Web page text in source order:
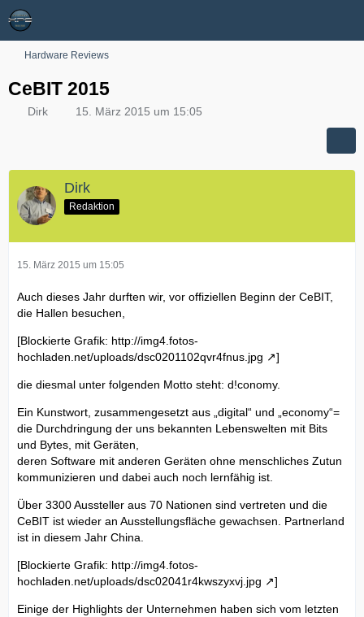
Hardware Reviews
CeBIT 2015
Dirk 15. März 2015 um 15:05
Dirk
Redaktion
15. März 2015 um 15:05
Auch dieses Jahr durften wir, vor offiziellen Beginn der CeBIT,
die Hallen besuchen,
[Blockierte Grafik: http://img4.fotos-
hochladen.net/uploads/dsc0201102qvr4fnus.jpg
]
die diesmal unter folgenden Motto steht: d!conomy.
Ein Kunstwort, zusammengesetzt aus „digital“ und „economy“=
die Durchdringung der uns bekannten Lebenswelten mit Bits
und Bytes, mit Geräten,
deren Software mit anderen Geräten ohne menschliches Zutun
kommunizieren und dabei auch noch lernfähig ist.
Über 3300 Aussteller aus 70 Nationen sind vertreten und die
CeBIT ist wieder an Ausstellungsfläche gewachsen. Partnerland
ist in diesem Jahr China.
[Blockierte Grafik: http://img4.fotos-
hochladen.net/uploads/dsc02041r4kwszyxvj.jpg
]
Einige der Highlights der Unternehmen haben sich vom letzten